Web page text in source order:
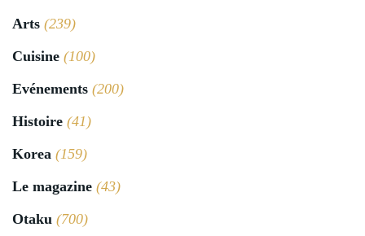
Arts (239)
Cuisine (100)
Evénements (200)
Histoire (41)
Korea (159)
Le magazine (43)
Otaku (700)